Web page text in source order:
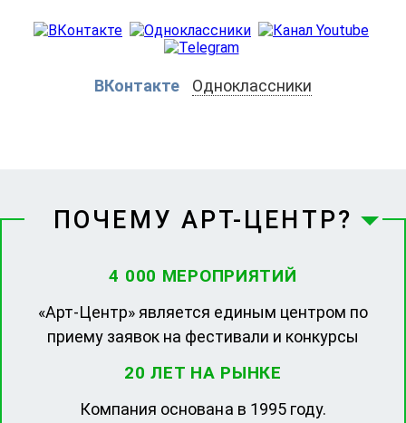
ВКонтакте Одноклассники
ПОЧЕМУ АРТ-ЦЕНТР?
4 000 МЕРОПРИЯТИЙ
«Арт-Центр» является единым центром по
приему заявок на фестивали и конкурсы
20 ЛЕТ НА РЫНКЕ
Компания основана в 1995 году.